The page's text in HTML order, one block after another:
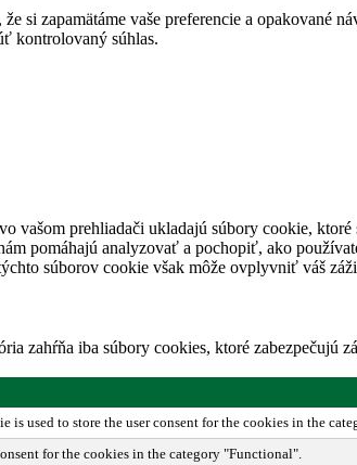
si zapamätáme vaše preferencie a opakované
kontrolovaný súhlas.
vašom prehliadači ukladajú súbory cookie,
pomáhajú analyzovať a pochopiť, ako
súborov cookie však môže ovplyvniť váš
zahŕňa iba súbory cookies, ktoré zabezpečujú
used to store the user consent for the cookies in the
for the cookies in the category "Functional".